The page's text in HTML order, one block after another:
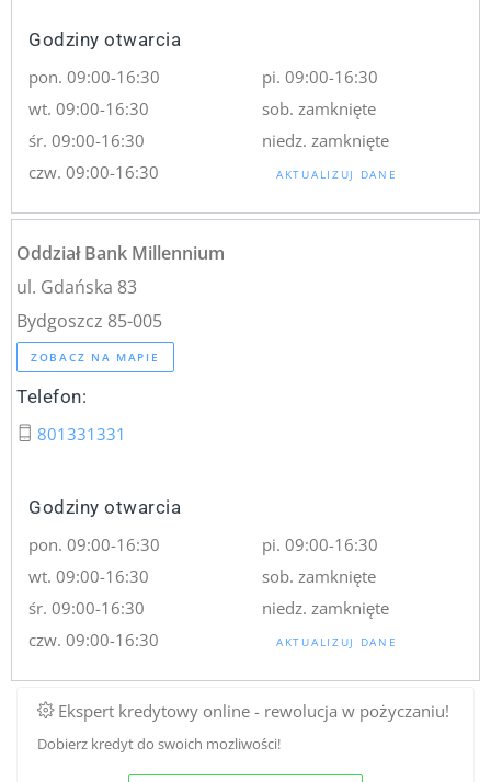
Godziny otwarcia
pon. 09:00-16:30
wt. 09:00-16:30
śr. 09:00-16:30
czw. 09:00-16:30
pi. 09:00-16:30
sob. zamknięte
niedz. zamknięte
AKTUALIZUJ DANE
Oddział Bank Millennium
ul. Gdańska 83
Bydgoszcz 85-005
ZOBACZ NA MAPIE
Telefon:
801331331
Godziny otwarcia
pon. 09:00-16:30
wt. 09:00-16:30
śr. 09:00-16:30
czw. 09:00-16:30
pi. 09:00-16:30
sob. zamknięte
niedz. zamknięte
AKTUALIZUJ DANE
Ekspert kredytowy online - rewolucja w pożyczaniu!
Dobierz kredyt do swoich mozliwości!